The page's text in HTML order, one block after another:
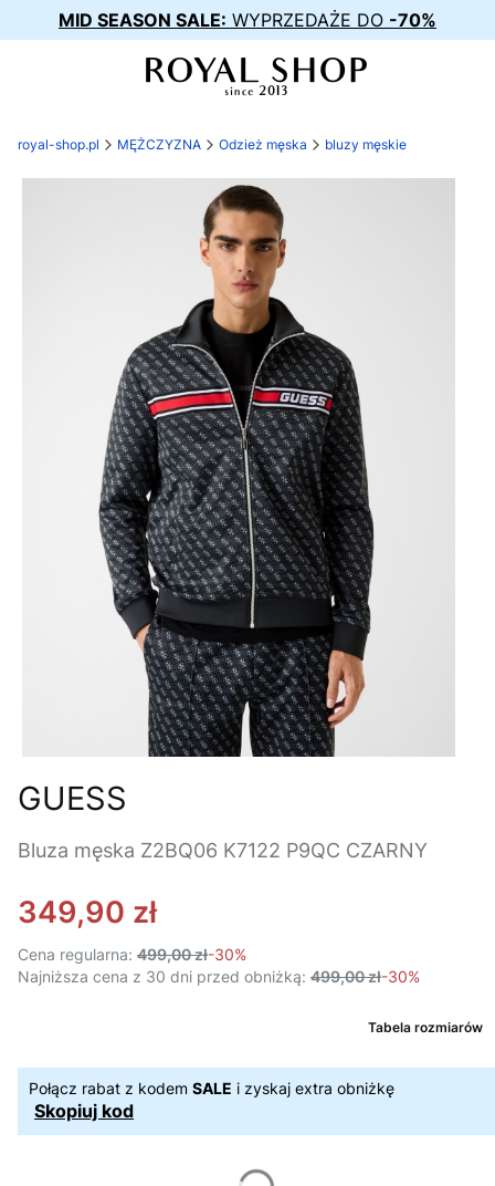
MID SEASON SALE: WYPRZEDAŻE DO -70%
royal-shop.pl MĘŻCZYZNA Odzież męska bluzy męskie
GUESS
Bluza męska Z2BQ06 K7122 P9QC CZARNY
349,90 zł
Cena regularna: 499,00 zł-30%
Najniższa cena z 30 dni przed obniżką: 499,00 zł-30%
Tabela rozmiarów
Połącz rabat z kodem SALE i zyskaj extra obniżkę
Skopiuj kod